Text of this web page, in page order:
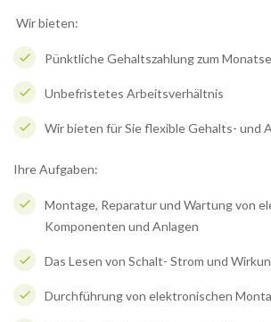
Wir bieten:
Pünktliche Gehaltszahlung zum
Unbefristetes Arbeitsverhältnis
Wir bieten für Sie flexible Gehalts- und
Ihre Aufgaben:
Montage, Reparatur und Wartung von
Komponenten und Anlagen
Das Lesen von Schalt- Strom und
Durchführung von elektronischen